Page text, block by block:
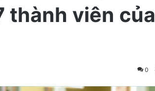
thành viên của
0